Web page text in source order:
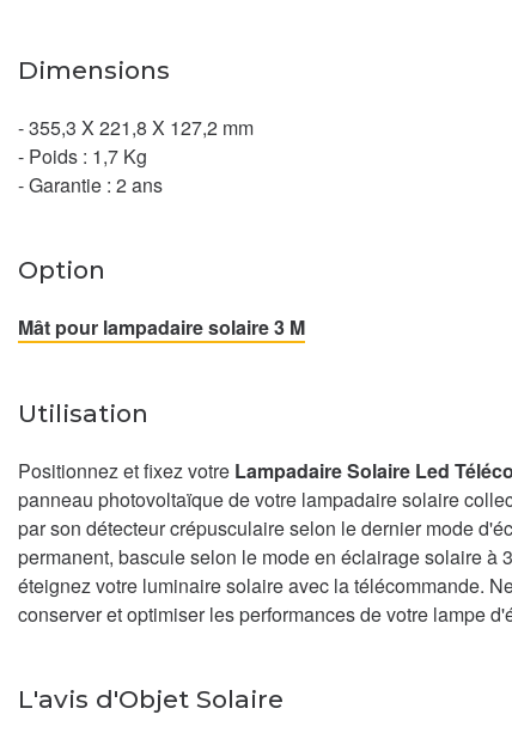
Dimensions
- 355,3 X 221,8 X 127,2 mm
- Poids : 1,7 Kg
- Garantie : 2 ans
Option
Mât pour lampadaire solaire 3 M
Utilisation
Positionnez et fixez votre Lampadaire Solaire Led
panneau photovoltaïque de votre lampadaire solaire
par son détecteur crépusculaire selon le dernier mode
permanent, bascule selon le mode en éclairage solaire à
éteignez votre luminaire solaire avec la télécommande.
conserver et optimiser les performances de votre lampe
L'avis d'Objet Solaire